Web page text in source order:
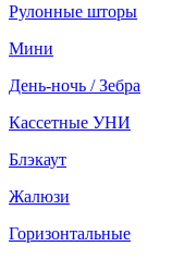
Рулонные шторы
Мини
День-ночь / Зебра
Кассетные УНИ
Блэкаут
Жалюзи
Горизонтальные